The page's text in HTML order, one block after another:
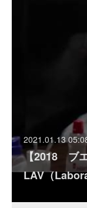
2021.01.13
【2018 ブ
LAV（